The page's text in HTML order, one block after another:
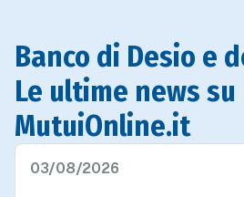
Banco di Desio e
Le ultime news su
MutuiOnline.it
03/08/2026